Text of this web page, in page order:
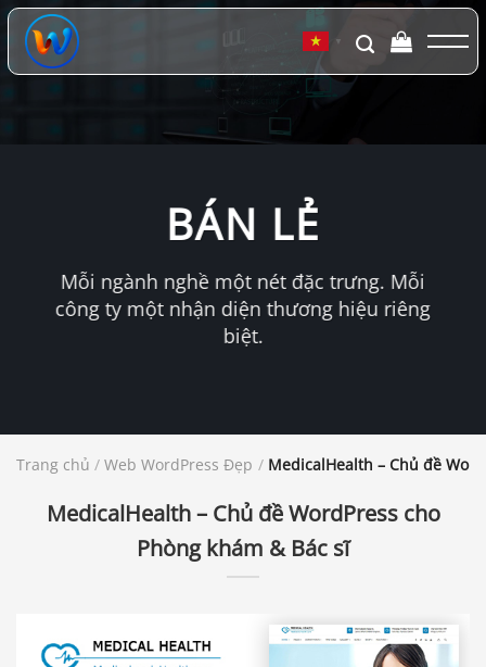
Chuyển
đến
dung
▼
BÁN LẺ
Mỗi ngành nghề một nét đặc trưng. Mỗi
công ty một nhận diện thương hiệu riêng
biệt.
Trang chủ / Web WordPress Đẹp / MedicalHealth – Chủ đề
MedicalHealth – Chủ đề WordPress cho
Phòng khám & Bác sĩ